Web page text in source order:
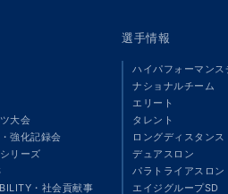
大会
強化記録会
リーズ
・社会貢献事
選手情報
ハイパフォーマンス
ナショナルチーム
エリート
タレント
ロングディスタンス
デュアスロン
パラトライアスロン
エイジグループSD